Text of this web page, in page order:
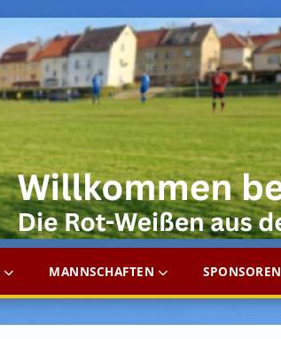
MANNSCHAFTEN SPONSOREN